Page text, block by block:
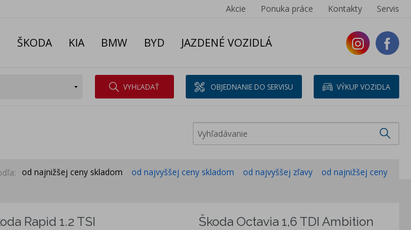
Akcie Ponuka práce Kontakty Servis
ŠKODA KIA BMW BYD JAZDENÉ VOZIDLÁ
VYHĽADAŤ OBJEDNANIE DO SERVISU VÝKUP VOZIDLA
od najnižšej ceny skladom od najvyššej ceny skladom od najvyššej zľavy od najnižšej ceny
Rapid 1.2 TSI Škoda Octavia 1,6 TDI Ambition